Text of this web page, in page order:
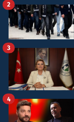
2
3
4